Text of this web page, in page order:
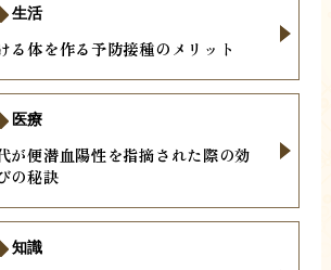
る体を作る予防接種のメリット
生活
が便潜血陽性を指摘された際の効
の秘訣
医療
知識